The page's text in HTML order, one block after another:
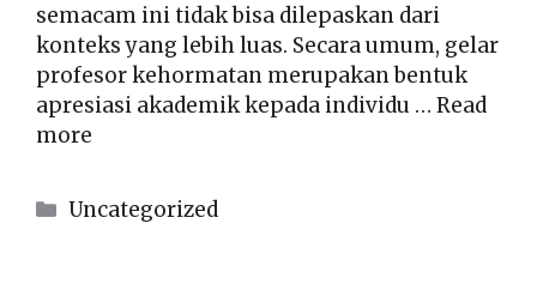
semacam ini tidak bisa dilepaskan dari
konteks yang lebih luas. Secara umum, gelar
profesor kehormatan merupakan bentuk
apresiasi akademik kepada individu … Read
more
Kategori
Uncategorized